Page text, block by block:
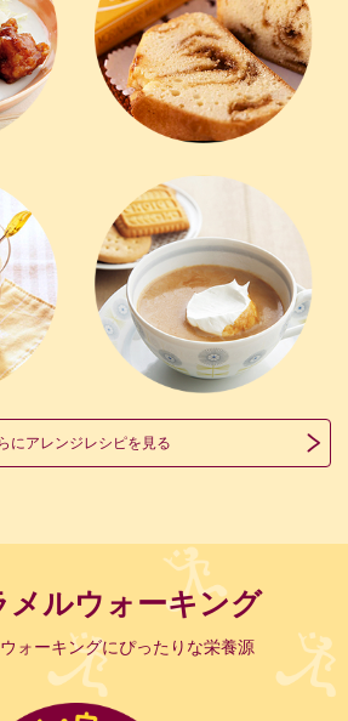
にアレンジレシピを見る
メルウォーキング
ォーキングにぴったりな栄養源